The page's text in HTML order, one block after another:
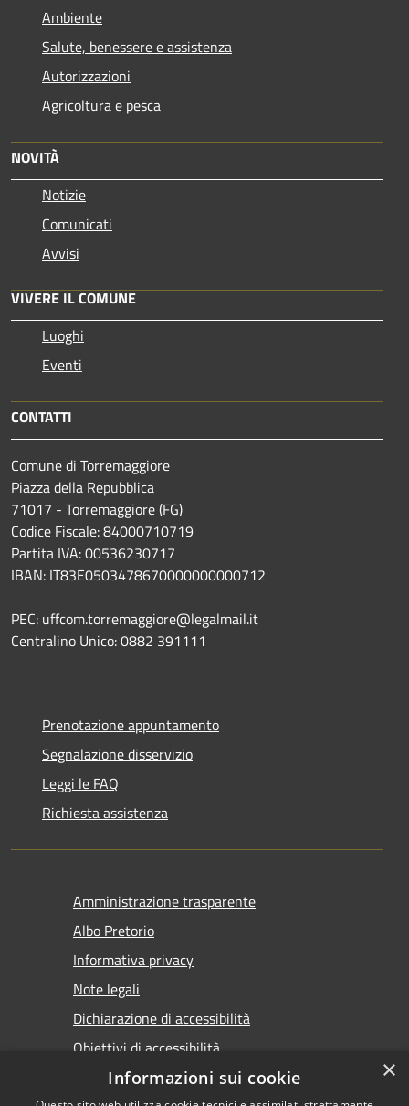
Ambiente
Salute, benessere e assistenza
Autorizzazioni
Agricoltura e pesca
NOVITÀ
Notizie
Comunicati
Avvisi
VIVERE IL COMUNE
Luoghi
Eventi
CONTATTI
Comune di Torremaggiore
Piazza della Repubblica
71017 - Torremaggiore (FG)
Codice Fiscale: 84000710719
Partita IVA: 00536230717
IBAN: IT83E0503478670000000000712
PEC: uffcom.torremaggiore@legalmail.it
Centralino Unico: 0882 391111
Prenotazione appuntamento
Segnalazione disservizio
Leggi le FAQ
Richiesta assistenza
Amministrazione trasparente
Albo Pretorio
Informativa privacy
Note legali
Dichiarazione di accessibilità
Obiettivi di accessibilità
×
Informazioni sui cookie